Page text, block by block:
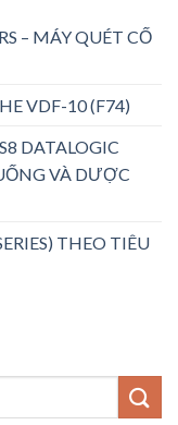
– MÁY QUÉT CỐ
VDF-10 (F74)
DATALOGIC
VÀ DƯỢC
THEO TIÊU